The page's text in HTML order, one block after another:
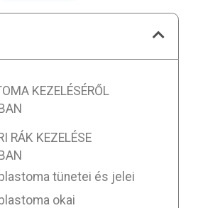
KEZELÉSÉRŐL
RÁK KEZELÉSE
tünetei és jelei
okai